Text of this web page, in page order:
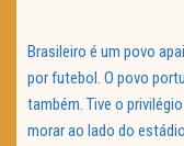
Política de
Brasileiro é um povo
por futebol. O povo
também. Tive o
morar ao lado do